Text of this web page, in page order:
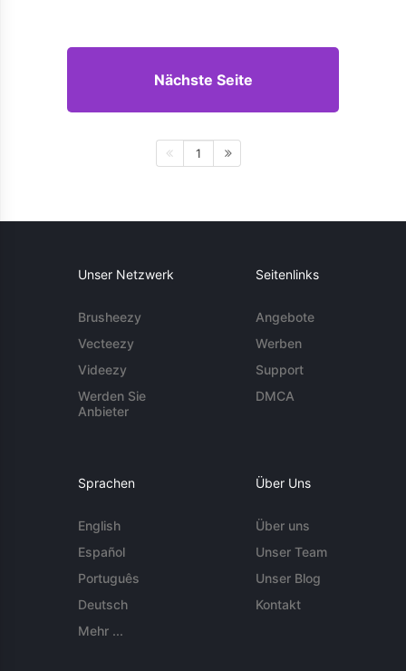
Nächste Seite
1
Unser Netzwerk
Brusheezy
Vecteezy
Videezy
Werden Sie
Anbieter
Seitenlinks
Angebote
Werben
Support
DMCA
Sprachen
English
Español
Português
Deutsch
Mehr ...
Über Uns
Über uns
Unser Team
Unser Blog
Kontakt